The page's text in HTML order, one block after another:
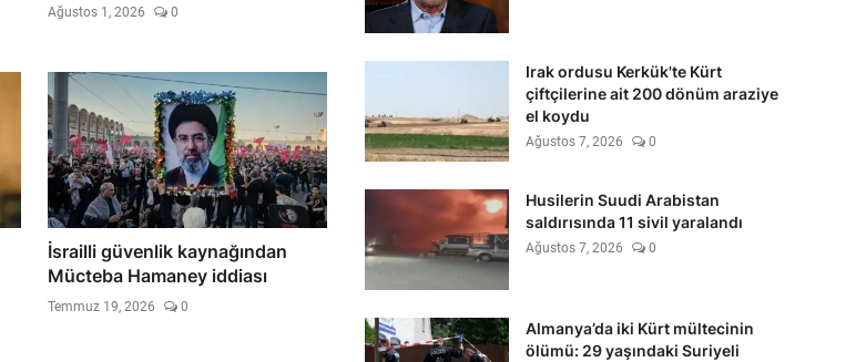
Ağustos 1, 2026 0
İsrailli güvenlik kaynağından
Mücteba Hamaney iddiası
Temmuz 19, 2026 0
Irak ordusu Kerkük'te Kürt
çiftçilerine ait 200 dönüm araziye
el koydu
Ağustos 7, 2026 0
Husilerin Suudi Arabistan
saldırısında 11 sivil yaralandı
Ağustos 7, 2026 0
Almanya’da iki Kürt mültecinin
ölümü: 29 yaşındaki Suriyeli